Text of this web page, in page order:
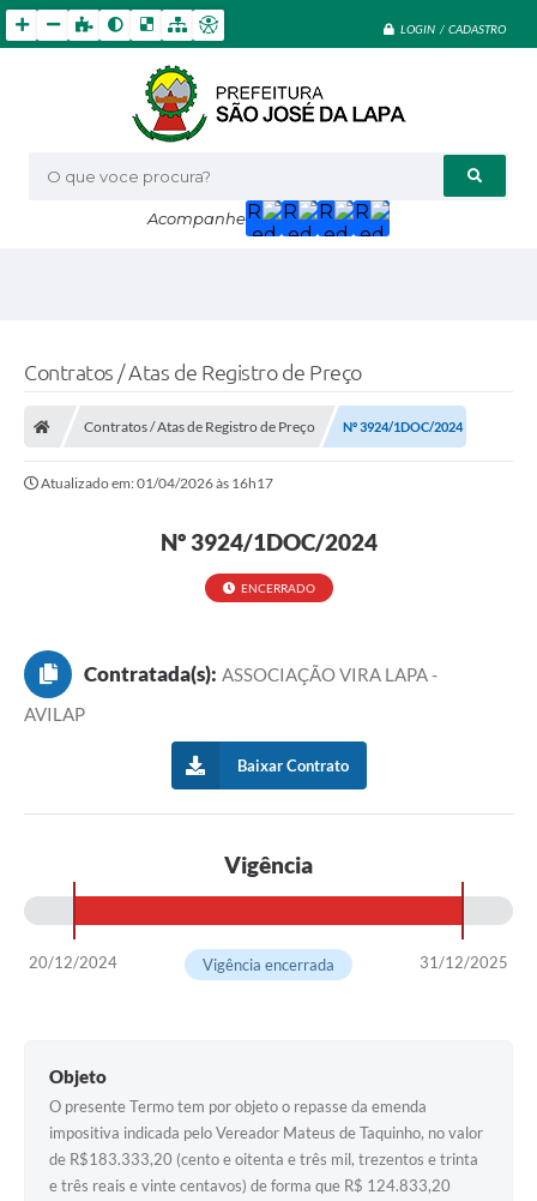
LOGIN / CADASTRO
O que voce procura?
Acompanhe
Contratos / Atas de Registro de Preço
Contratos / Atas de Registro de Preço Nº 3924/1DOC/2024
Atualizado em: 01/04/2026 às 16h17
Nº 3924/1DOC/2024
ENCERRADO
Contratada(s): ASSOCIAÇÃO VIRA LAPA -
AVILAP
Baixar Contrato
Vigência
20/12/2024 31/12/2025
Vigência encerrada
Objeto
O presente Termo tem por objeto o repasse da emenda
impositiva indicada pelo Vereador Mateus de Taquinho, no valor
de R$183.333,20 (cento e oitenta e três mil, trezentos e trinta
e três reais e vinte centavos) de forma que R$ 124.833,20